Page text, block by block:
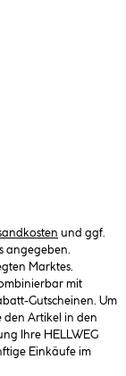
und ggf.
angegeben.
Marktes.
mit
Gutscheinen. Um
den Artikel in den
Ihre HELLWEG
Einkäufe im